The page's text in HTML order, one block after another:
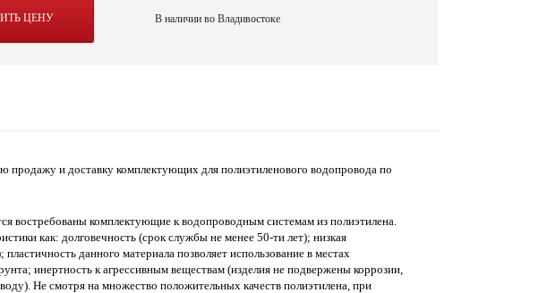
ЦЕНУ В наличии во Владивостоке
продажу и доставку комплектующих для полиэтиленового водопровода по
востребованы комплектующие к водопроводным системам из полиэтилена.
как: долговечность (срок службы не менее 50-ти лет); низкая
данного материала позволяет использование в местах
инертность к агрессивным веществам (изделия не подвержены коррозии,
Не смотря на множество положительных качеств полиэтилена, при